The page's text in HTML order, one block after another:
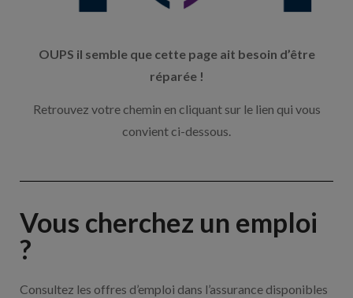
OUPS il semble que cette page ait besoin d’être
réparée !
Retrouvez votre chemin en cliquant sur le lien qui vous
convient ci-dessous.
Vous cherchez un emploi
?
Consultez les offres d’emploi dans l’assurance disponibles